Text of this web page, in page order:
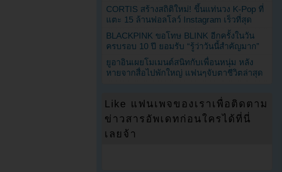
CORTIS สร้างสถิติใหม่! ขึ้นแท่นวง K-Pop ที่
แตะ 15 ล้านฟอลโลว์ Instagram เร็วที่สุด
BLACKPINK ขอโทษ BLINK อีกครั้งในวัน
ครบรอบ 10 ปี ยอมรับ “รู้ว่าวันนี้สำคัญมาก”
ยูอาอินเผยโมเมนต์สนิทกับเพื่อนหนุ่ม หลัง
หายจากสื่อไปพักใหญ่ แฟนๆจับตาชีวิตล่าสุด
Like แฟนเพจของเราเพื่อติดตาม
ข่าวสารอัพเดทก่อนใครได้ที่นี่
เลยจ้า